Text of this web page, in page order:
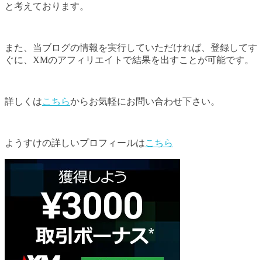
と考えております。
また、当ブログの情報を実行していただければ、登録してす
ぐに、XMのアフィリエイトで結果を出すことが可能です。
詳しくはこちらからお気軽にお問い合わせ下さい。
ようすけの詳しいプロフィールはこちら